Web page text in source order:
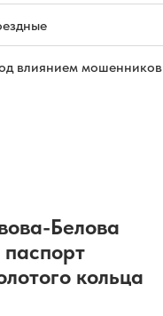
влиянием мошенников
Белова
кольца